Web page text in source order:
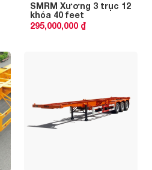
SMRM Xương 3 trục 12
khóa 40 feet
295,000,000 ₫